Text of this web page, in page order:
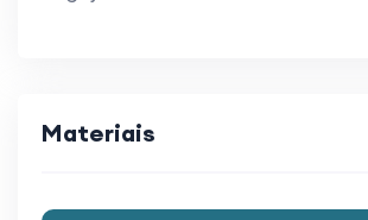
Materiais